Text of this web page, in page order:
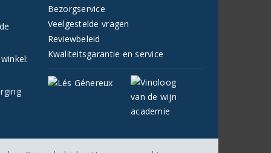
Bezorgservice
Veelgestelde vragen
Reviewbeleid
Kwaliteitsgarantie en service